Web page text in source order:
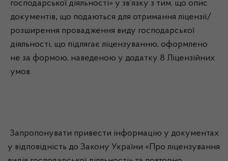
господарської діяльності» у зв’язку з тим, що опис
документів, що подаються для отримання ліцензії/
розширення провадження виду господарської
діяльності, що підлягає ліцензуванню, оформлено
не за формою, наведеною у додатку 8 Ліцензійних
умов.
Запропонувати привести інформацію у документах
у відповідність до Закону України «Про ліцензування